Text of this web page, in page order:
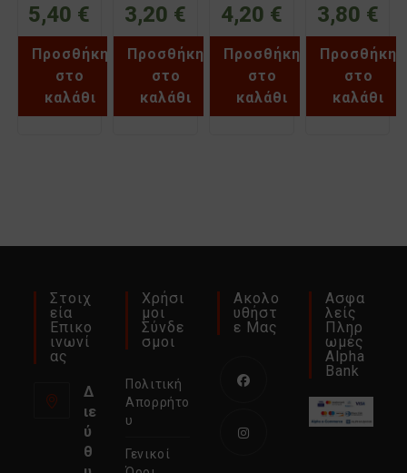
ΔΙΠΛΗ
ΧΑΛΚΙΔΑ
BASSIAKOS
71032N
5,40 €
Προσθήκη
στο
καλάθι
ΛΕΥΚΟΣ
BASSIAKOS
71012XN
3,20 €
Προσθήκη
στο
καλάθι
ME ΚΑΠΑΚΙ
ΧΑΛΚΙΔΑ
BASSIAKOS
71031XN
4,20 €
Προσθήκη
στο
καλάθι
ΛΕΥΚΟΣ
BASSIAKOS
71014XN
3,80 €
Προσθήκη
στο
καλάθι
Στοιχ
Εία
Επικο
Ινωνί
Ας
Δ
ιε
ύ
θ
Χρήσι
Μοι
Σύνδε
Σμοι
Πολιτική
Απορρήτο
υ
Γενικοί
Ακολο
Υθήστ
Ε Μας
Ασφα
Λείς
Πληρ
Ωμές
Alpha
Bank